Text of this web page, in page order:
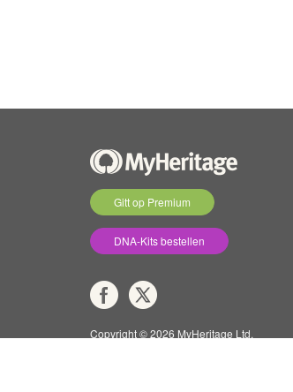
Gitt op Premium
DNA-Kits bestellen
Copyright © 2026 MyHeritage Ltd.